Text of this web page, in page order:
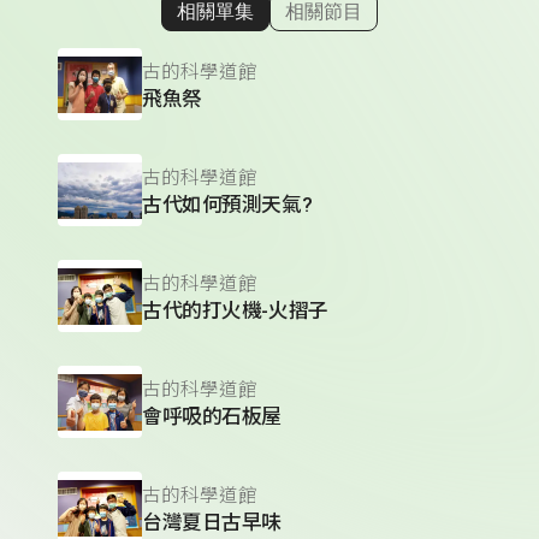
顯示相關單集
相關單集 相關節目
古的科學道館
飛魚祭
古的科學道館
古代如何預測天氣?
古的科學道館
古代的打火機-火摺子
古的科學道館
會呼吸的石板屋
古的科學道館
台灣夏日古早味